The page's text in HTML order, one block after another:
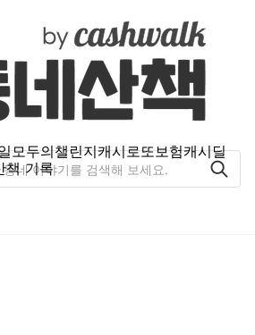
모두의챌린지캐시로또보험캐시딜
책 기록